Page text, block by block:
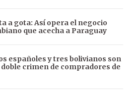
a gota: Así opera el negocio
que acecha a Paraguay
españoles y tres bolivianos son
crimen de compradores de